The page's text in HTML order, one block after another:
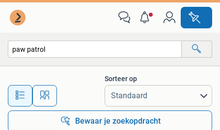
Alle afstanden…
Sorteer op
Bewaar je zoekopdracht